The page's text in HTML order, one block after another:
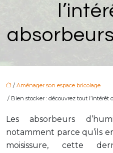
/ Aménager son espace bricolage
/ Bien stocker : découvrez tout l’intérêt
Les absorbeurs
notamment parce qu’ils
moisissure, cette